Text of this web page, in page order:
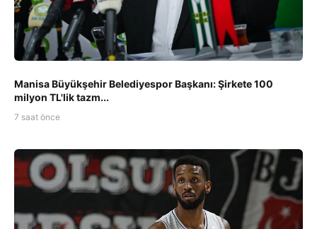
Manisa Büyükşehir Belediyespor Başkanı: Şirkete 100
milyon TL'lik tazm...
7 saat önce